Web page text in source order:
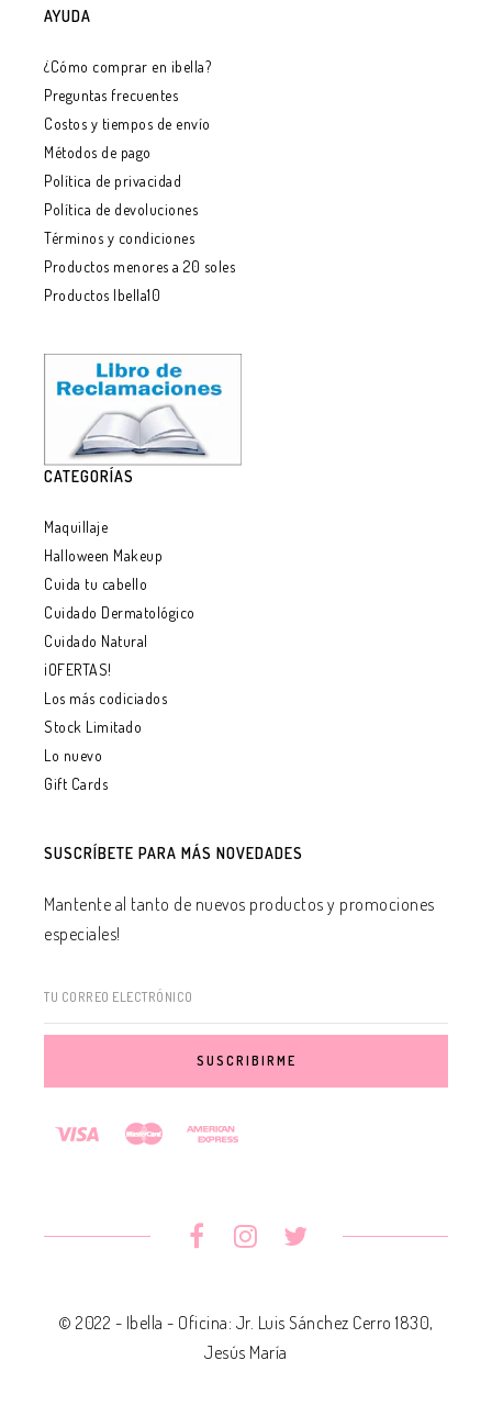
AYUDA
¿Cómo comprar en ibella?
Preguntas frecuentes
Costos y tiempos de envío
Métodos de pago
Política de privacidad
Política de devoluciones
Términos y condiciones
Productos menores a 20 soles
Productos Ibella10
CATEGORÍAS
Maquillaje
Halloween Makeup
Cuida tu cabello
Cuidado Dermatológico
Cuidado Natural
¡OFERTAS!
Los más codiciados
Stock Limitado
Lo nuevo
Gift Cards
SUSCRÍBETE PARA MÁS NOVEDADES
Mantente al tanto de nuevos productos y promociones
especiales!
TU CORREO ELECTRÓNICO
© 2022 - Ibella - Oficina: Jr. Luis Sánchez Cerro 1830,
Jesús María